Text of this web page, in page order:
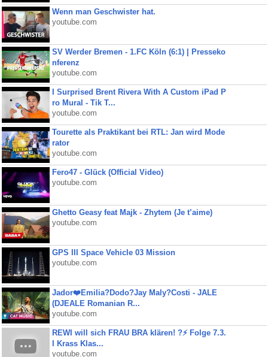
Wenn man Geschwister hat.
youtube.com
SV Werder Bremen - 1.FC Köln (6:1) | Presseko
nferenz
youtube.com
I Surprised Brent Rivera With A Custom iPad P
ro Mural - Tik T...
youtube.com
Tourette als Praktikant bei RTL: Jan wird Mode
rator
youtube.com
Fero47 - Glück (Official Video)
youtube.com
Ghetto Geasy feat Majk - Zhytem (Je t’aime)
youtube.com
GPS III Space Vehicle 03 Mission
youtube.com
Jador❤️Emilia?Dodo?Jay Maly?Costi - JALE
(DJEALE Romanian R...
youtube.com
REWI will sich FRAU BRA klären! ?⚡️ Folge 7.3.
I Krass Klas...
youtube.com